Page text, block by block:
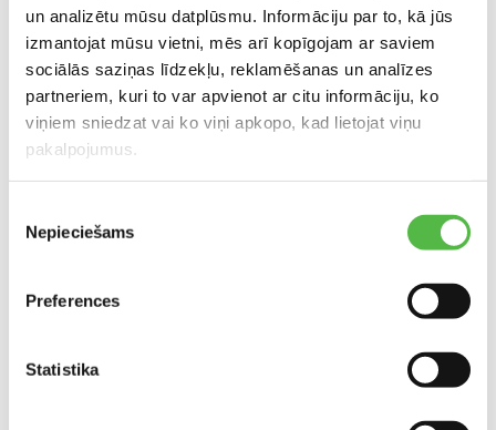
un analizētu mūsu datplūsmu. Informāciju par to, kā jūs
izmantojat mūsu vietni, mēs arī kopīgojam ar saviem
sociālās saziņas līdzekļu, reklamēšanas un analīzes
partneriem, kuri to var apvienot ar citu informāciju, ko
viņiem sniedzat vai ko viņi apkopo, kad lietojat viņu
pakalpojumus.
izvēle
Nepieciešams
Preferences
Statistika
Расположение в торговом центре
РАСПОЛОЖЕНИЕ НА КАРТЕ